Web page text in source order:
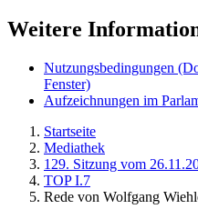
Weitere
Nutzungsbedingungen
Fenster)
Aufzeichnungen im
Startseite
Mediathek
129. Sitzung vom
TOP I.7
Rede von Wolfgang